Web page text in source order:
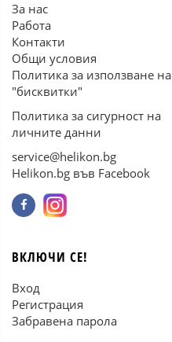
За нас
Работа
Контакти
Общи условия
Политика за използване на
"бисквитки"
Политика за сигурност на
личните данни
service@helikon.bg
Helikon.bg във Facebook
ВКЛЮЧИ СЕ!
Вход
Регистрация
Забравена парола